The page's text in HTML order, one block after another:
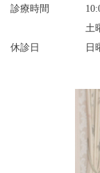
診療時間
土
休診日
日